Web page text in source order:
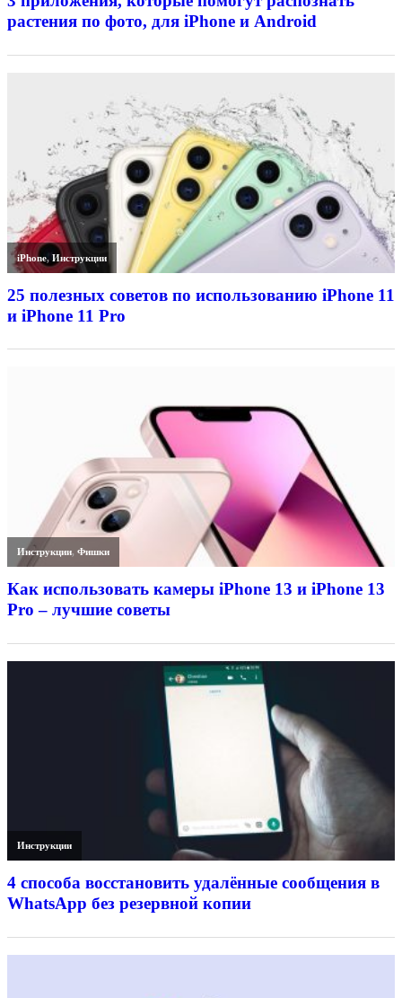
растения по фото, для iPhone и Android
iPhone,Инструкции
25 полезных советов по использованию iPhone 11
и iPhone 11 Pro
Инструкции,Фишки
Как использовать камеры iPhone 13 и iPhone 13
Pro – лучшие советы
Инструкции
4 способа восстановить удалённые сообщения в
WhatsApp без резервной копии